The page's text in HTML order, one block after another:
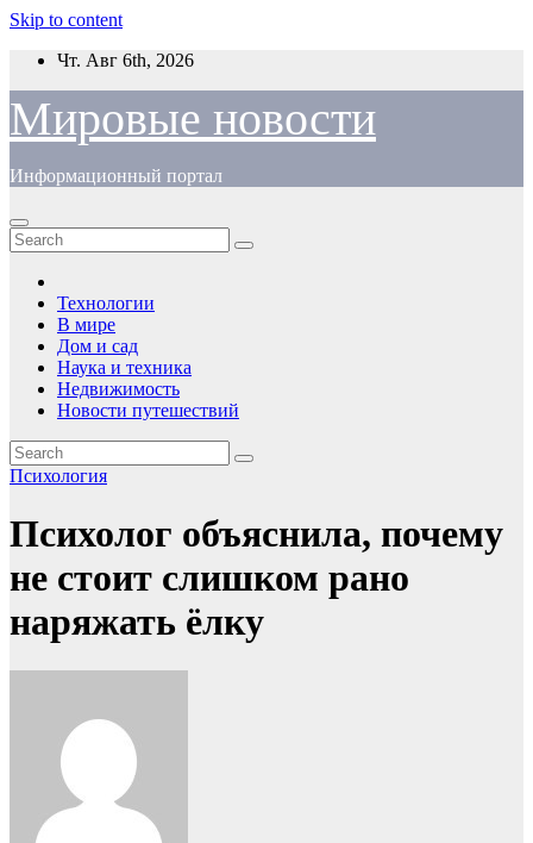
Skip to content
Чт. Авг 6th, 2026
Мировые новости
Информационный портал
Технологии
В мире
Дом и сад
Наука и техника
Недвижимость
Новости путешествий
Психология
Психолог объяснила, почему
не стоит слишком рано
наряжать ёлку